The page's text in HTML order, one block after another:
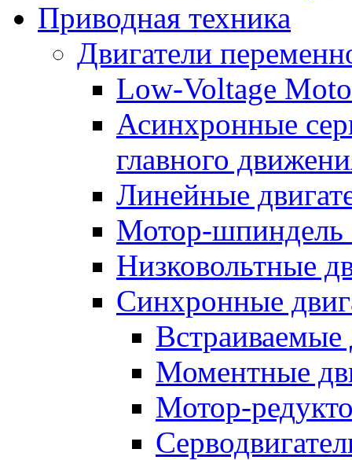
Приводная техника
Двигатели
Low-Voltage
Асинхронные
главного
Линейные
Мотор-шпиндель
Низковольтные
Синхронные
Встраиваемые
Моментные
Мотор-